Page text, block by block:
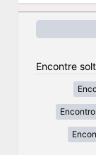
Encontre